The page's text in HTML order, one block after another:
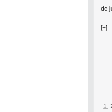
de
[+]
1